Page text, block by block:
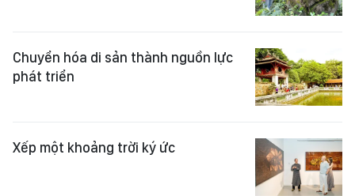
Chuyển hóa di sản thành nguồn lực
phát triển
Xếp một khoảng trời ký ức